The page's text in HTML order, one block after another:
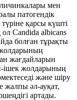
мен
патогендік
қарсы күшті
Candida albicans
болған тұрақты
жағдайларын
ішек жолдарының
және шіру
жалпы әл-ауқат,
артады.